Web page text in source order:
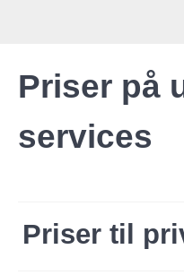
Priser på
services
Priser til